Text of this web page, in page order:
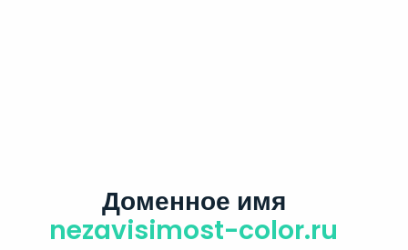
Доменное имя
nezavisimost-color.ru